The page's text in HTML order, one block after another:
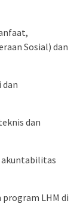
Sosial) dan
dan
akuntabilitas
LHM di